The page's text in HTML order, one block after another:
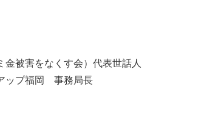
金被害をなくす会）代表世話人
ップ福岡 事務局長